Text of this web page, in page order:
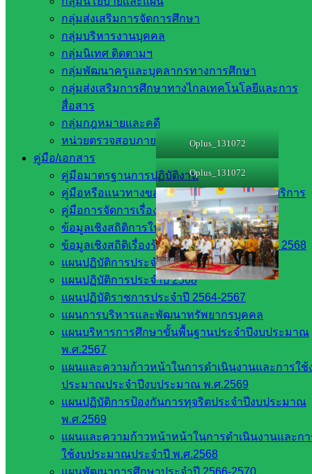
กลุ่มส่งเสริมการจัดการศึกษา
กลุ่มบริหารงานบุคคล
กลุ่มนิเทศ ติดตามฯ
กลุ่มพัฒนาครูและบุคลากรทางการศึกษา
กลุ่มส่งเสริมการศึกษาทางไกลเทคโนโลยีและการ
สื่อสาร
กลุ่มกฎหมายและคดี
หน่วยตรวจสอบภาย
คู่มือ/เอกสาร
คู่มือมาตรฐานการปฏิบัติงาน
คู่มือหรือแนวทางขอรับบริการสำหรับผู้มารับบริการ
คู่มือการจัดการเรื่องร้องเรียน
ข้อมูลเชิงสถิติการให้บริการ
ข้อมูลเชิงสถิติเรื่องร้องเรียนการทุจริตประจำปี 2568
แผนปฏิบัติการประจำปีงบประมาณ 2569
แผนปฏิบัติการประจำปี 2568
แผนปฏิบัติราชการประจำปี 2564-2567
แผนการบริหารและพัฒนาทรัพยากรบุคคล
แผนบริหารการศึกษาขั้นพื้นฐานประจำปีงบประมาณ
พ.ศ.2567
แผนและความก้าวหน้าในการดำเนินงานและการใช้
ประมาณประจำปีงบประมาณ พ.ศ.2569
แผนปฏิบัติการป้องกันการทุจริตประจำปีงบประมาณ
พ.ศ.2569
แผนและความก้าวหน้าหน้าในการดำเนินงานและก
ใช้งบประมาณประจำปี พ.ศ.2568
แผนพัฒนาการศึกษาประจำปี 2566-2570
เฉลิมพระชนมพรรษา 6 รอบ 28 กรกฎาคม 2567 ณ วัดป่าอรัญ
วาสี ตำบลคลองน้ำใส อำเภออรัญประเทศ จังหวัดสระแก้ว
โดยมีนายเชาวเนตร ยิ้มประเสริฐ รองผู้ว่าราชการจังหวัด
สระแก้ว เป็นประธาน
ในการนี้มีบุคลากรในสังกัดสพป.สระแก้ว เขต 2 เข้าร่วม ดังนี้
นางสาววนิดา บุญประกอบ นางสาวเกศญา โพธิ์ศรี นางสาวภีม
ลาวีต์ บุญมีรัตน์ นายอภิรักษ์ ขันตี
Oplus_131072
Oplus_131072
Post Views: 253
งานประชาสัมพันธ์ สพป.สก.2